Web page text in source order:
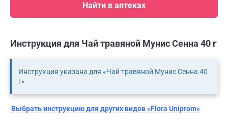
Найти в аптеках
Инструкция для Чай травяной Мунис Сенна 40 г
Инструкция указана для «Чай травяной Мунис Сенна 40
г»
Выбрать инструкцию для других видов «Flora Uniprom»